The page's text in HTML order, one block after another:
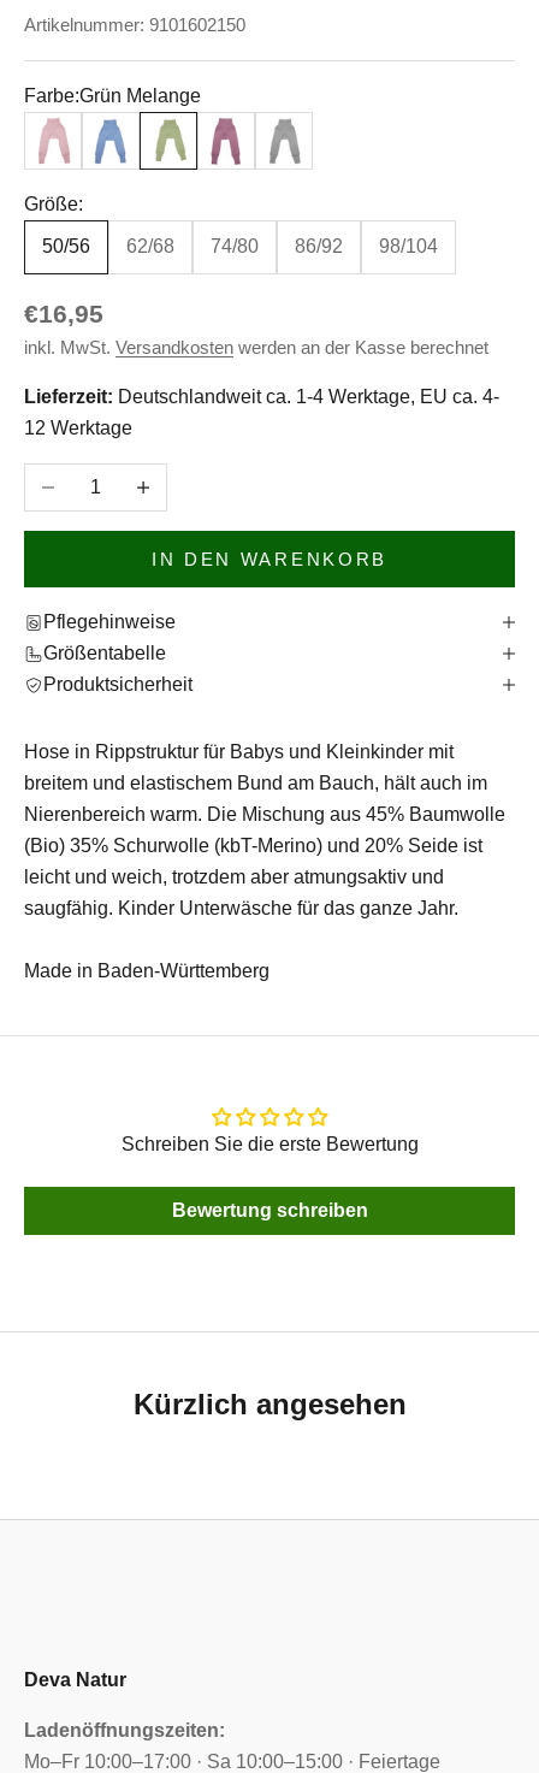
Artikelnummer: 9101602150
Farbe:Grün Melange
Pink MeliertBlau MeliertGrün MelangeWeinrot Meliert
Grau Meliert
Größe:
50/56 62/68 74/80 86/92 98/104
Angebot
€16,95
inkl. MwSt. Versandkosten werden an der Kasse berechnet
Lieferzeit: Deutschlandweit ca. 1-4 Werktage, EU ca. 4-
12 Werktage
Anzahl verringernAnzahl erhöhen
IN DEN WARENKORB
Pflegehinweise
Größentabelle
Produktsicherheit
Hose in Rippstruktur für Babys und Kleinkinder mit
breitem und elastischem Bund am Bauch, hält auch im
Nierenbereich warm. Die Mischung aus 45% Baumwolle
(Bio) 35% Schurwolle (kbT-Merino) und 20% Seide ist
leicht und weich, trotzdem aber atmungsaktiv und
saugfähig. Kinder Unterwäsche für das ganze Jahr.
Made in Baden-Württemberg
Schreiben Sie die erste Bewertung
Bewertung schreiben
Kürzlich angesehen
Deva Natur
Ladenöffnungszeiten:
Mo–Fr 10:00–17:00 · Sa 10:00–15:00 · Feiertage